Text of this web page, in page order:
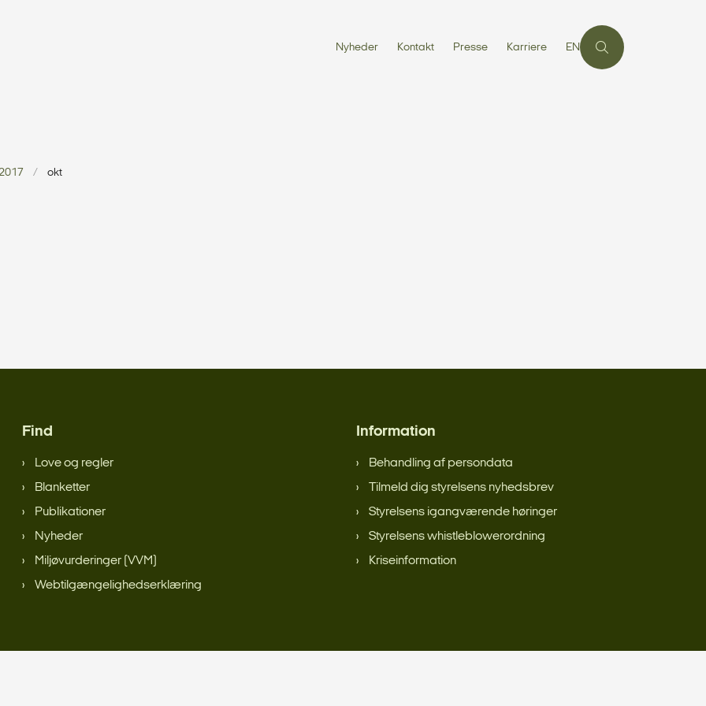
Nyheder Kontakt Presse Karriere EN
okt
Find
Love og regler
Blanketter
Publikationer
Nyheder
Miljøvurderinger (VVM)
Webtilgængelighedserklæring
Information
Behandling af persondata
Tilmeld dig styrelsens nyhedsbrev
Styrelsens igangværende høringer
Styrelsens whistleblowerordning
Kriseinformation